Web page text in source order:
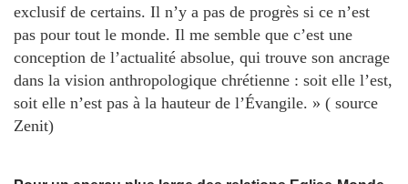
exclusif de certains. Il n’y a pas de progrès si ce n’est
pas pour tout le monde. Il me semble que c’est une
conception de l’actualité absolue, qui trouve son ancrage
dans la vision anthropologique chrétienne : soit elle l’est,
soit elle n’est pas à la hauteur de l’Évangile. » ( source
Zenit)